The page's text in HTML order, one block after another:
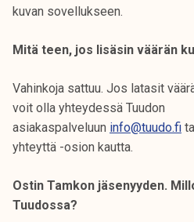
kuvan sovellukseen.
Mitä teen, jos lisäsin väärän
Vahinkoja sattuu. Jos latasit
voit olla yhteydessä Tuudon
asiakaspalveluun info@tuudo.fi
yhteyttä -osion kautta.
Ostin Tamkon jäsenyyden.
Tuudossa?